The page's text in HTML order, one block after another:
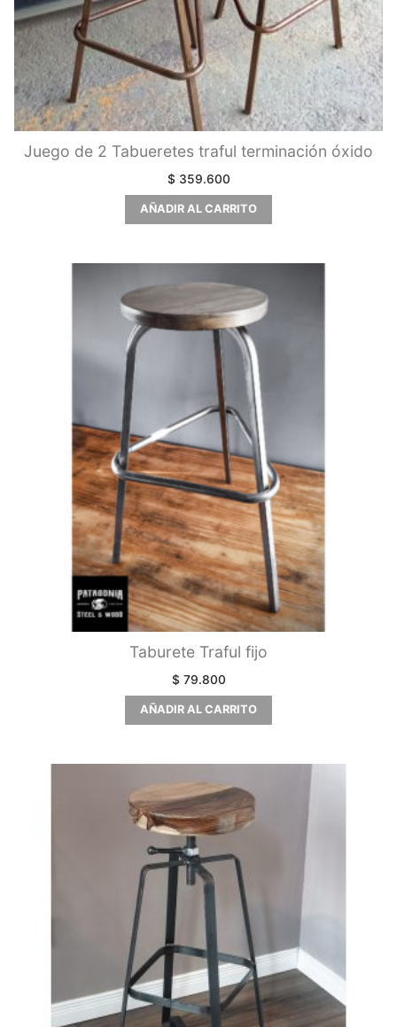
Juego de 2 Tabueretes traful terminación óxido
$ 359.600
AÑADIR AL CARRITO
Taburete Traful fijo
$ 79.800
AÑADIR AL CARRITO